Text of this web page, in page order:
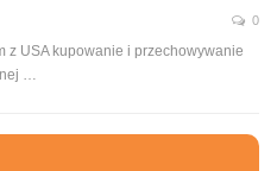
0
z USA kupowanie i przechowywanie
…